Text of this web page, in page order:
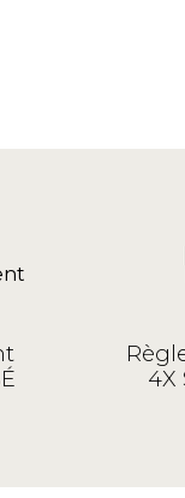
4X